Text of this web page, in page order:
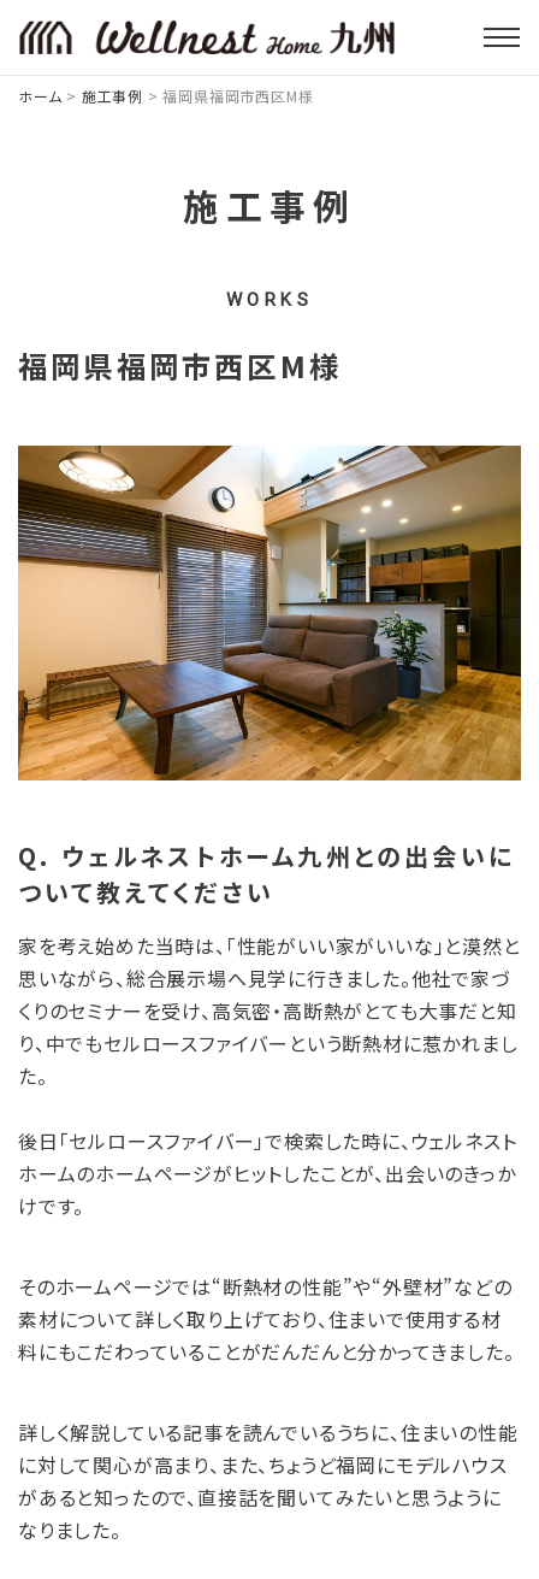
ホーム > 施工事例 >福岡県福岡市西区M様
施工事例
WORKS
福岡県福岡市西区M様
Q. ウェルネストホーム九州との出会いに
ついて教えてください
家を考え始めた当時は、「性能がいい家がいいな」と漠然と
思いながら、総合展示場へ見学に行きました。他社で家づ
くりのセミナーを受け、高気密・高断熱がとても大事だと知
り、中でもセルロースファイバーという断熱材に惹かれまし
た。
後日「セルロースファイバー」で検索した時に、ウェルネスト
ホームのホームページがヒットしたことが、出会いのきっか
けです。
そのホームページでは“断熱材の性能”や“外壁材”などの
素材について詳しく取り上げており、住まいで使用する材
料にもこだわっていることがだんだんと分かってきました。
詳しく解説している記事を読んでいるうちに、住まいの性能
に対して関心が高まり、また、ちょうど福岡にモデルハウス
があると知ったので、直接話を聞いてみたいと思うように
なりました。